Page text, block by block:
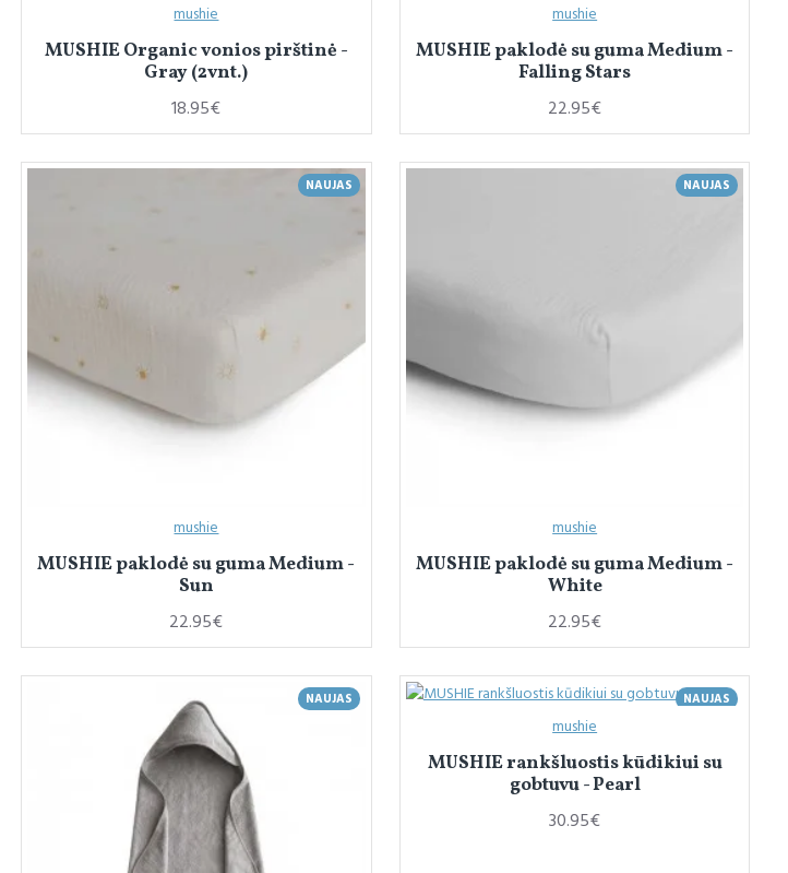
mushie
MUSHIE Organic vonios pirštinė -
Gray (2vnt.)
18.95€
mushie
MUSHIE paklodė su guma Medium -
Falling Stars
22.95€
NAUJAS
mushie
MUSHIE paklodė su guma Medium -
Sun
22.95€
NAUJAS
mushie
MUSHIE paklodė su guma Medium -
White
22.95€
NAUJAS NAUJAS
mushie
MUSHIE rankšluostis kūdikiui su
gobtuvu - Pearl
30.95€